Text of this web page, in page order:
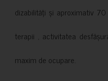
dizabilități și aproximativ
terapii , activitatea
maxim de ocupare.